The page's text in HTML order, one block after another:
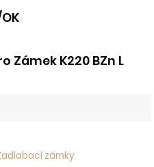
Zámek K220 BZn L
zámky